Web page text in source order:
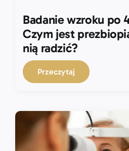
Badanie wzroku po
Czym jest
nią radzić?
Przeczytaj